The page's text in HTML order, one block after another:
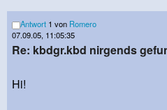
Antwort 1 von Romero
07.09.05, 11:05:35
Re: kbdgr.kbd nirgends
Hi!